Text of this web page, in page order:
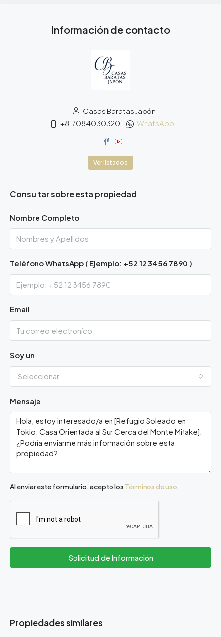
Información de contacto
Casas Baratas Japón
+817084030320
WhatsApp
Ver listados
Consultar sobre esta propiedad
Nombre Completo
Teléfono WhatsApp ( Ejemplo: +52 12 3456 7890 )
Email
Soy un
Seleccionar
Mensaje
Al enviar este formulario, acepto los Términos de uso
Solicitud de Información
Propiedades similares